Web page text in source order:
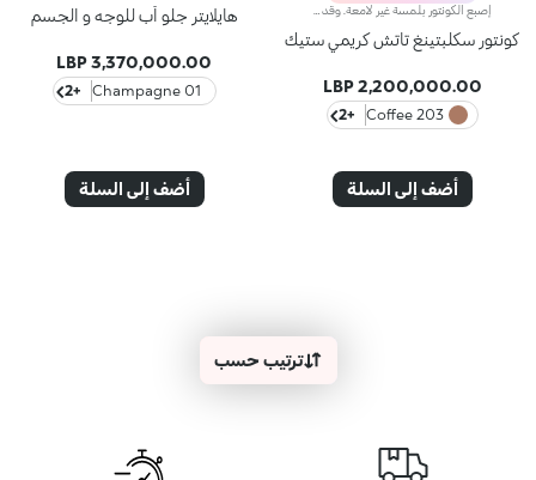
كونتور سكلبتينغ تاتش كريمي ستيك
2,200,000.00 LBP
203 Coffee
+2
أضف إلى السلة
هايلايتر جلو أب للوجه و الجسم
3,370,000.00 LBP
01 Champagne
+2
أضف إلى السلة
ترتيب حسب